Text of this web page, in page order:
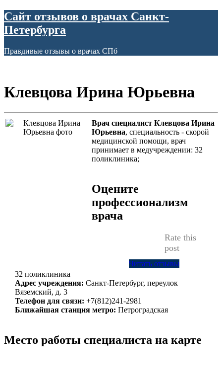
Сайт отзывов о врачах Санкт-
Петербурга
Правдивые отзывы о врачах СПб
Клевцова Ирина Юрьевна
Врач специалист Клевцова Ирина
Юрьевна, специальность - скорой
медицинской помощи, врач
принимает в медучреждении: 32
поликлиника;
Оцените
профессионализм
врача
Rate this
post
Читать отзывы
32 поликлиника
Адрес учреждения: Санкт-Петербург, переулок
Вяземский, д. 3
Телефон для связи: +7(812)241-2981
Ближайшая станция метро: Петроградская
Место работы специалиста на карте